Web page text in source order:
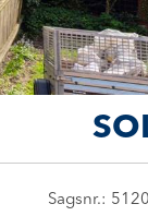
Sagsnr.: